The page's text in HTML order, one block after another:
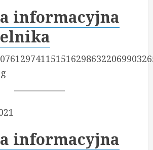
informacyjna
informacyjna